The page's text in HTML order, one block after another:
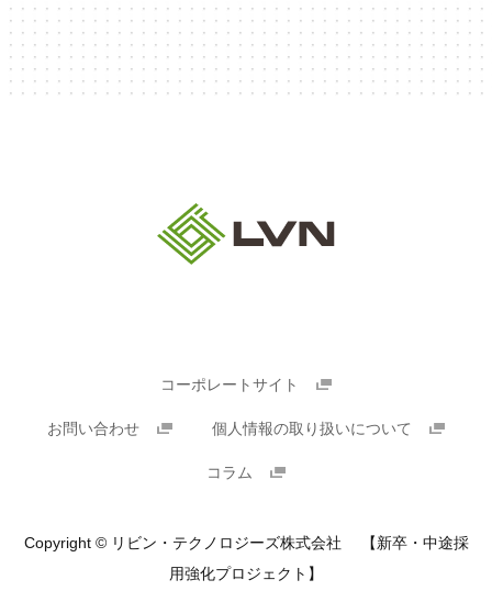
コーポレートサイト
お問い合わせ 個人情報の取り扱いについて
コラム
Copyright © リビン・テクノロジーズ株式会社 【新卒・中途採
用強化プロジェクト】